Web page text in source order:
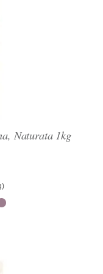
Naturata 1kg